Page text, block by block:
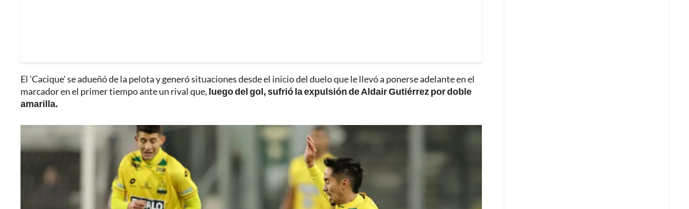
El 'Cacique' se adueñó de la pelota y generó situaciones desde el inicio del duelo que le llevó a ponerse adelante en el
marcador en el primer tiempo ante un rival que, luego del gol, sufrió la expulsión de Aldair Gutiérrez por doble
amarilla.